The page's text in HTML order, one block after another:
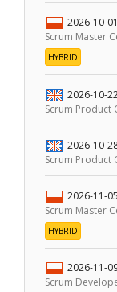
2026-10-01
Scrum Master
HYBRID
2026-10-
Scrum Product
2026-10-
Scrum Product
2026-11-05
Scrum Master
HYBRID
2026-11-
Scrum